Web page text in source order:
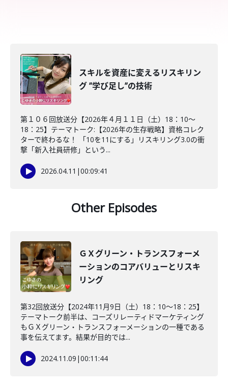
スキルを資産に変えるリスキリン
グ ”学び足し”の技術
第１０６回放送分【2026年４月１１日（土）18：10～
18：25】テーマトーク:【2026年の生存戦略】資格コレク
ターで終わるな！ 「10を11にする」リスキリング3.0の衝
撃「新入社員研修」という...
2026.04.11 |00:09:41
Other Episodes
ＧＸグリーン・トランスフォーメ
ーションのコアバリューとリスキ
リング
第32回放送分【2024年11月9日（土）18：10～18：25】
テーマトーク前半は、コーズリレーティドマーケティング
もＧＸグリーン・トランスフォーメーションの一種である
事を伝えてます。結果が目的では...
2024.11.09 |00:11:44